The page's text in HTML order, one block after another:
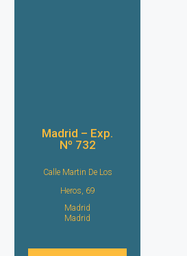
Madrid – Exp.
Nº 732
Calle Martin De Los
Heros, 69
Madrid
Madrid